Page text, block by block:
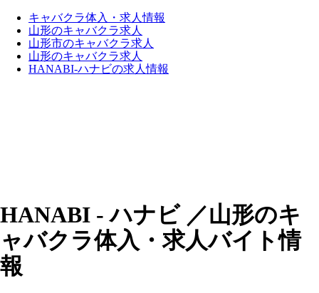
キャバクラ体入・求人情報
山形のキャバクラ求人
山形市のキャバクラ求人
山形のキャバクラ求人
HANABI-ハナビの求人情報
HANABI - ハナビ ／山形のキ
ャバクラ体入・求人バイト情
報